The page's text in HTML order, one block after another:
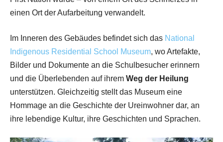
einen Ort der Aufarbeitung verwandelt.
Im Inneren des Gebäudes befindet sich das National
Indigenous Residential School Museum, wo Artefakte,
Bilder und Dokumente an die Schulbesucher erinnern
und die Überlebenden auf ihrem Weg der Heilung
unterstützen. Gleichzeitig stellt das Museum eine
Hommage an die Geschichte der Ureinwohner dar, an
ihre lebendige Kultur, ihre Geschichten und Sprachen.